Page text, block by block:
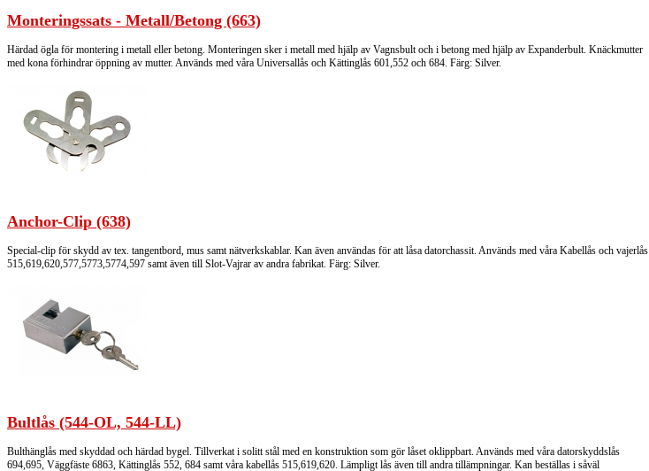
Monteringssats - Metall/Betong (663)
Härdad ögla för montering i metall eller betong. Monteringen sker i metall med hjälp av Vagnsbult och i betong med hjälp av Expanderbult. Knäckmutter
med kona förhindrar öppning av mutter. Används med våra Universallås och Kättinglås 601,552 och 684. Färg: Silver.
Anchor-Clip (638)
Special-clip för skydd av tex. tangentbord, mus samt nätverkskablar. Kan även användas för att låsa datorchassit. Används med våra Kabellås och vajerlås
515,619,620,577,5773,5774,597 samt även till Slot-Vajrar av andra fabrikat. Färg: Silver.
Bultlås (544-OL, 544-LL)
Bulthänglås med skyddad och härdad bygel. Tillverkat i solitt stål med en konstruktion som gör låset oklippbart. Används med våra datorskyddslås
694,695, Väggfäste 6863, Kättinglås 552, 684 samt våra kabellås 515,619,620. Lämpligt lås även till andra tillämpningar. Kan beställas i såväl